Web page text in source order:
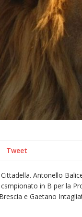
Tweet
Antonello
in B per la
e Gaetano